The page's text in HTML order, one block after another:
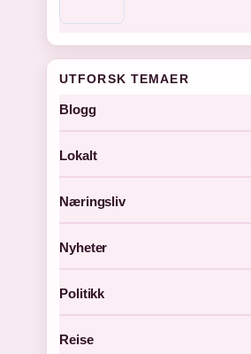
UTFORSK TEMAER
Blogg
Lokalt
Næringsliv
Nyheter
Politikk
Reise